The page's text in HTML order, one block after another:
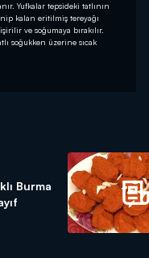
Yufkalar tepsideki tatlının
kalan eritilmiş tereyağı
ve soğumaya bırakılır.
soğukken üzerine sıcak
Burma